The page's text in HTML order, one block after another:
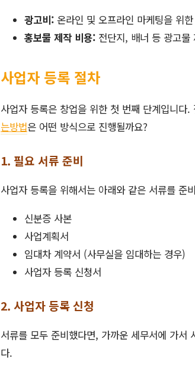
광고비: 온라인 및 오프라인 마케팅을 위
홍보물 제작 비용: 전단지, 배너 등 광고물
사업자 등록 절차
사업자 등록은 창업을 위한 첫 번째 단계입니다
는방법은 어떤 방식으로 진행될까요?
1. 필요 서류 준비
사업자 등록을 위해서는 아래와 같은 서류를 준
신분증 사본
사업계획서
임대차 계약서 (사무실을 임대하는 경우)
사업자 등록 신청서
2. 사업자 등록 신청
서류를 모두 준비했다면, 가까운 세무서에 가서
다.